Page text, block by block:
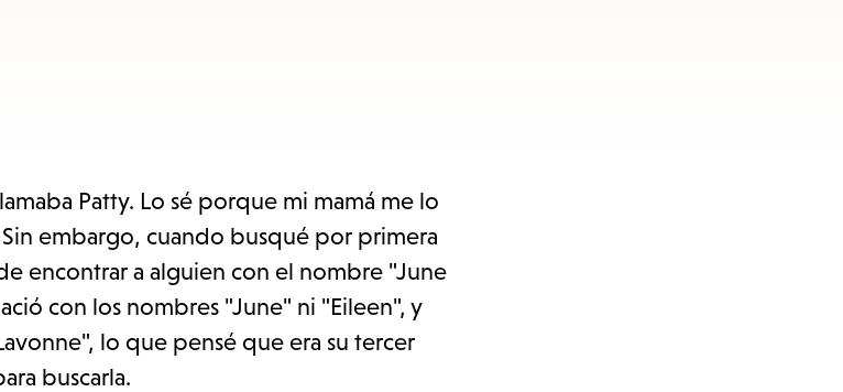
Patty. Lo sé porque mi mamá me lo
Sin embargo, cuando busqué por primera
encontrar a alguien con el nombre "June
con los nombres "June" ni "Eileen", y
lo que pensé que era su tercer
buscarla.